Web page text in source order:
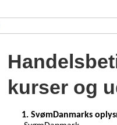
kurser og
1. SvømDanmarks